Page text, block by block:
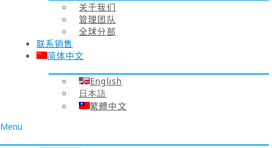
关于我们
管理团队
全球分部
联系销售
简体中文
English
日本語
繁體中文
Menu